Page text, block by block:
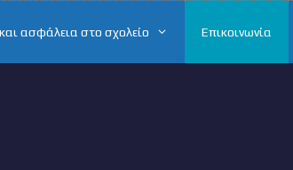
και ασφάλεια στο σχολείο Επικοινωνία